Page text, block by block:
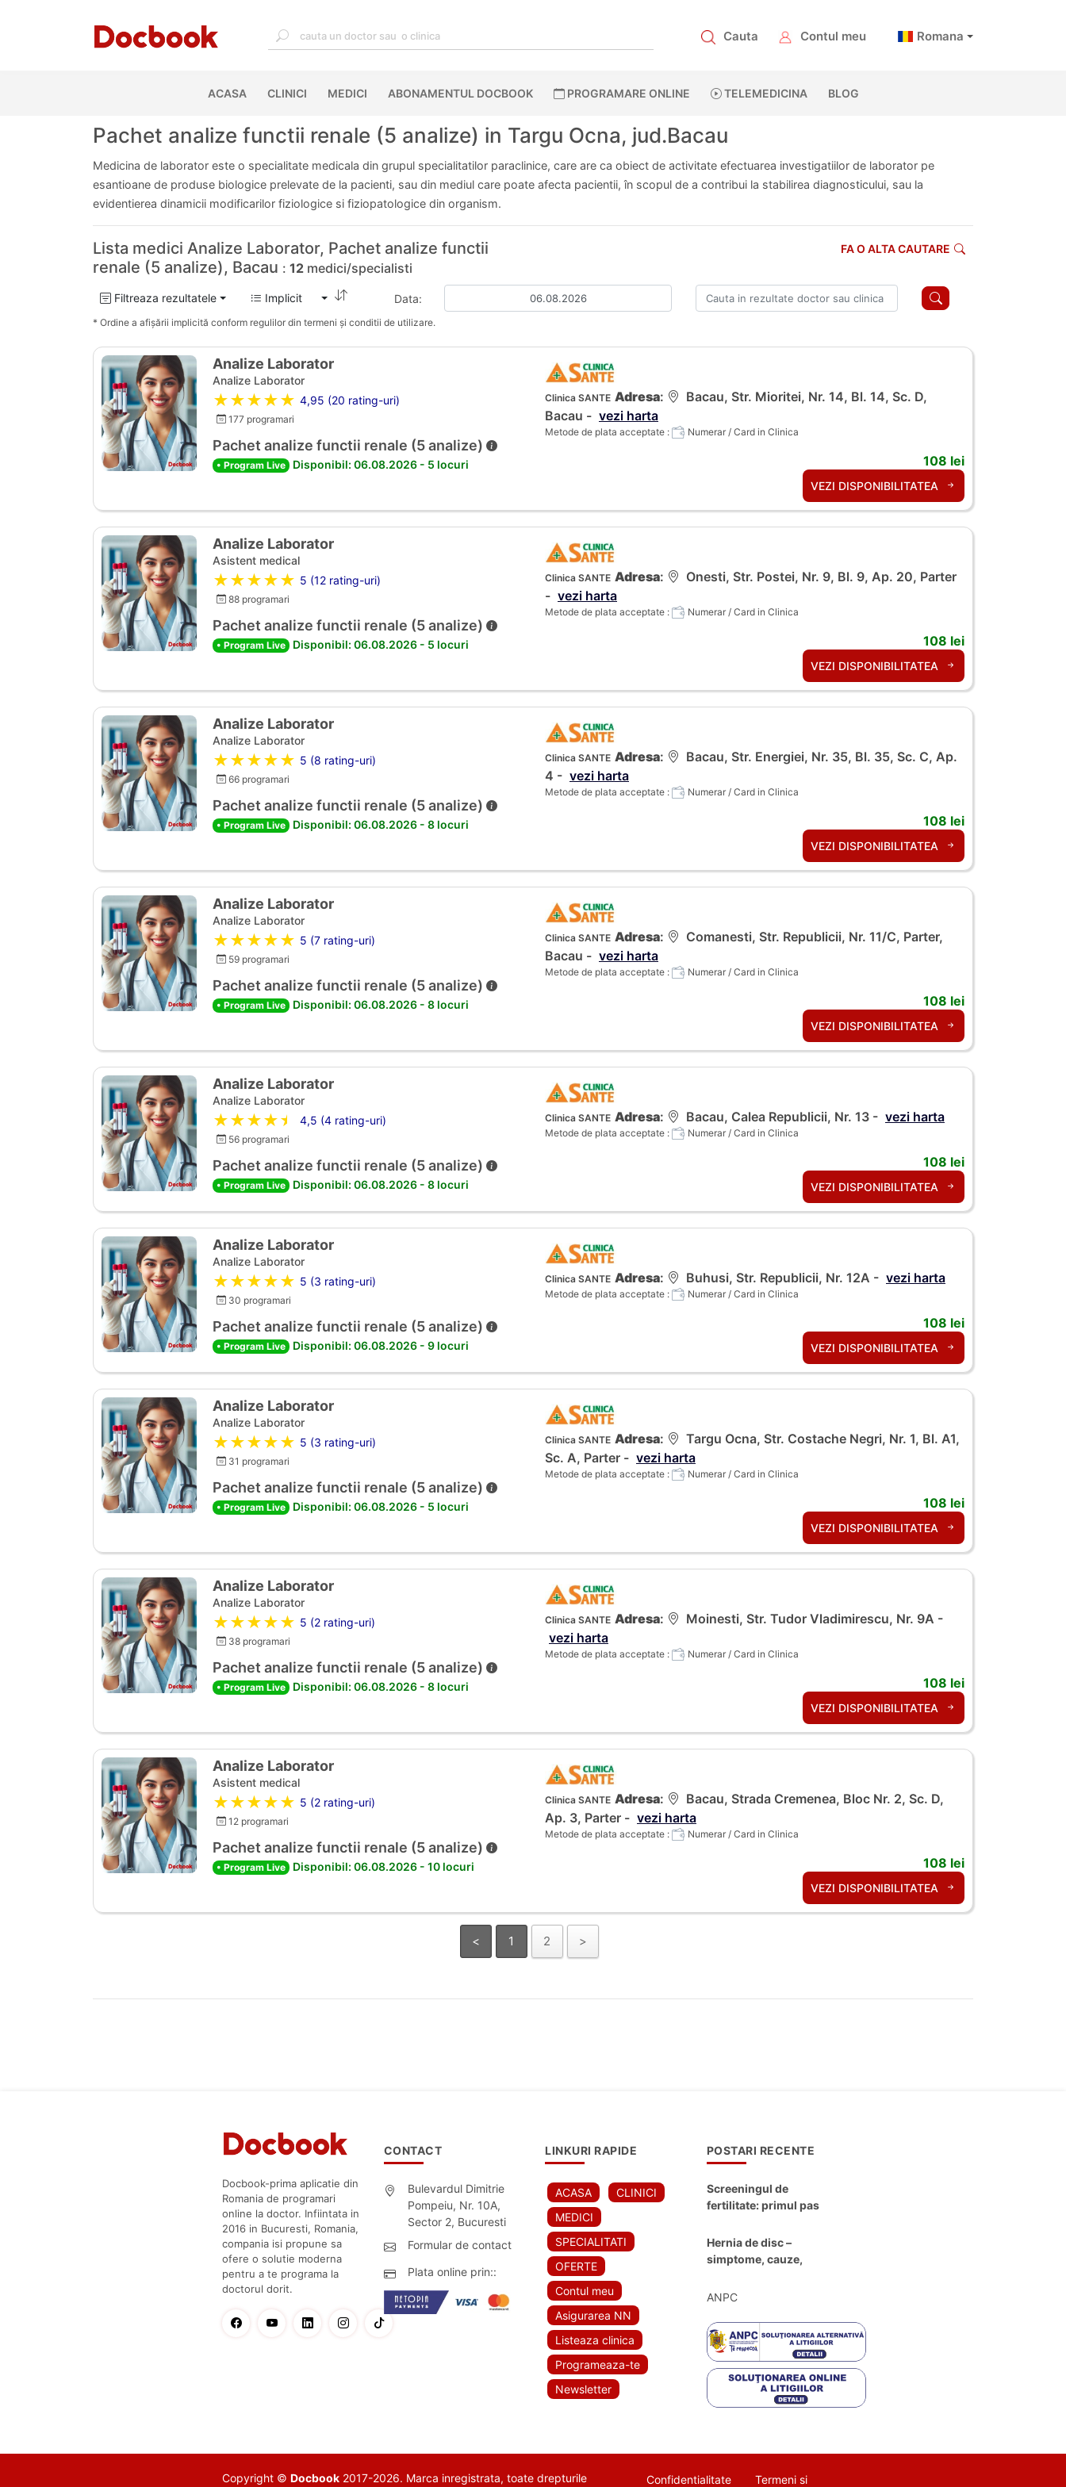
Cauta Contul meu Romana
ACASA(CURRENT)
CLINICI MEDICI ABONAMENTUL DOCBOOK PROGRAMARE ONLINE TELEMEDICINA BLOG
Pachet analize functii renale (5 analize) in Targu Ocna, jud.Bacau
Medicina de laborator este o specialitate medicala din grupul specialitatilor paraclinice, care are ca obiect de activitate efectuarea investigatiilor de laborator pe
esantioane de produse biologice prelevate de la pacienti, sau din mediul care poate afecta pacientii, în scopul de a contribui la stabilirea diagnosticului, sau la
evidentierea dinamicii modificarilor fiziologice si fiziopatologice din organism.
Lista medici Analize Laborator, Pachet analize functii
renale (5 analize), Bacau : 12 medici/specialisti
FA O ALTA CAUTARE
Filtreaza rezultatele Implicit Data:
* Ordine a afișării implicită conform regulilor din termeni și conditii de utilizare.
Analize Laborator
Analize Laborator
★★★★★ 4,95 (20 rating-uri)
177 programari
Pachet analize functii renale (5 analize)
• Program Live Disponibil: 06.08.2026 - 5 locuri
Clinica SANTE Adresa:
Bacau, Str. Mioritei, Nr. 14, Bl. 14, Sc. D,
Bacau - vezi harta
Metode de plata acceptate : Numerar / Card in Clinica
108 lei
VEZI DISPONIBILITATEA
Analize Laborator
Asistent medical
★★★★★ 5 (12 rating-uri)
88 programari
Pachet analize functii renale (5 analize)
• Program Live Disponibil: 06.08.2026 - 5 locuri
Clinica SANTE Adresa:
Onesti, Str. Postei, Nr. 9, Bl. 9, Ap. 20, Parter
- vezi harta
Metode de plata acceptate : Numerar / Card in Clinica
108 lei
VEZI DISPONIBILITATEA
Analize Laborator
Analize Laborator
★★★★★ 5 (8 rating-uri)
66 programari
Pachet analize functii renale (5 analize)
• Program Live Disponibil: 06.08.2026 - 8 locuri
Clinica SANTE Adresa:
Bacau, Str. Energiei, Nr. 35, Bl. 35, Sc. C, Ap.
4 - vezi harta
Metode de plata acceptate : Numerar / Card in Clinica
108 lei
VEZI DISPONIBILITATEA
Analize Laborator
Analize Laborator
★★★★★ 5 (7 rating-uri)
59 programari
Pachet analize functii renale (5 analize)
• Program Live Disponibil: 06.08.2026 - 8 locuri
Clinica SANTE Adresa:
Comanesti, Str. Republicii, Nr. 11/C, Parter,
Bacau - vezi harta
Metode de plata acceptate : Numerar / Card in Clinica
108 lei
VEZI DISPONIBILITATEA
Analize Laborator
Analize Laborator
★★★★★ 4,5 (4 rating-uri)
56 programari
Pachet analize functii renale (5 analize)
• Program Live Disponibil: 06.08.2026 - 8 locuri
Clinica SANTE Adresa: Bacau, Calea Republicii, Nr. 13 - vezi harta
Metode de plata acceptate : Numerar / Card in Clinica
108 lei
VEZI DISPONIBILITATEA
Analize Laborator
Analize Laborator
★★★★★ 5 (3 rating-uri)
30 programari
Pachet analize functii renale (5 analize)
• Program Live Disponibil: 06.08.2026 - 9 locuri
Clinica SANTE Adresa: Buhusi, Str. Republicii, Nr. 12A - vezi harta
Metode de plata acceptate : Numerar / Card in Clinica
108 lei
VEZI DISPONIBILITATEA
Analize Laborator
Analize Laborator
★★★★★ 5 (3 rating-uri)
31 programari
Pachet analize functii renale (5 analize)
• Program Live Disponibil: 06.08.2026 - 5 locuri
Clinica SANTE Adresa:
Targu Ocna, Str. Costache Negri, Nr. 1, Bl. A1,
Sc. A, Parter - vezi harta
Metode de plata acceptate : Numerar / Card in Clinica
108 lei
VEZI DISPONIBILITATEA
Analize Laborator
Analize Laborator
★★★★★ 5 (2 rating-uri)
38 programari
Pachet analize functii renale (5 analize)
• Program Live Disponibil: 06.08.2026 - 8 locuri
Clinica SANTE Adresa:
Moinesti, Str. Tudor Vladimirescu, Nr. 9A -
vezi harta
Metode de plata acceptate : Numerar / Card in Clinica
108 lei
VEZI DISPONIBILITATEA
Analize Laborator
Asistent medical
★★★★★ 5 (2 rating-uri)
12 programari
Pachet analize functii renale (5 analize)
• Program Live Disponibil: 06.08.2026 - 10 locuri
Clinica SANTE Adresa:
Bacau, Strada Cremenea, Bloc Nr. 2, Sc. D,
Ap. 3, Parter - vezi harta
Metode de plata acceptate : Numerar / Card in Clinica
108 lei
VEZI DISPONIBILITATEA
< 1 2 >
Docbook-prima aplicatie din
Romania de programari
online la doctor. Infiintata in
2016 in Bucuresti, Romania,
compania isi propune sa
ofere o solutie moderna
pentru a te programa la
doctorul dorit.
CONTACT
Bulevardul Dimitrie
Pompeiu, Nr. 10A,
Sector 2, Bucuresti
Formular de contact
Plata online prin::
LINKURI RAPIDE
ACASA
CLINICI
MEDICI
SPECIALITATI
OFERTE
Contul meu
Asigurarea NN
Listeaza clinica
Programeaza-te
Newsletter
POSTARI RECENTE
Screeningul de
fertilitate: primul pas
Hernia de disc –
simptome, cauze,
moderne de
ANPC
Copyright © Docbook 2017-2026. Marca inregistrata, toate drepturile Confidentialitate Termeni si